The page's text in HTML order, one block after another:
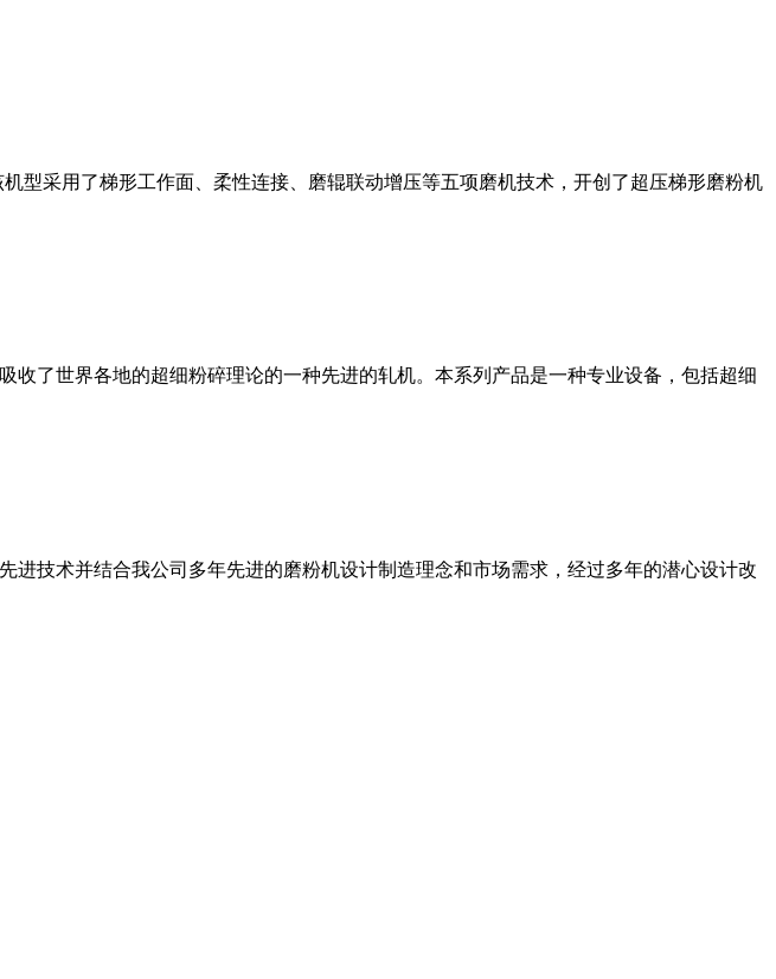
型采用了梯形工作面、柔性连接、磨辊联动增压等五项磨机技术，开创了超压梯形磨粉机
了世界各地的超细粉碎理论的一种先进的轧机。本系列产品是一种专业设备，包括超细
技术并结合我公司多年先进的磨粉机设计制造理念和市场需求，经过多年的潜心设计改